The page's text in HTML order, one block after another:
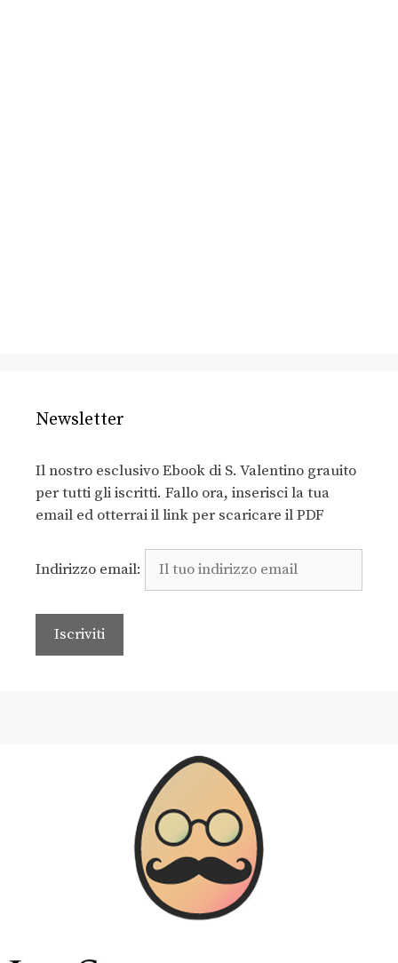
Newsletter
Il nostro esclusivo Ebook di S. Valentino grauito
per tutti gli iscritti. Fallo ora, inserisci la tua
email ed otterrai il link per scaricare il PDF
Indirizzo email: